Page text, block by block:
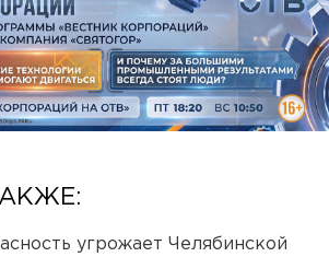
угрожает Челябинской